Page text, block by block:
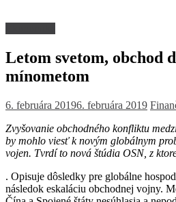
Letom svetom, obchod
mínometom
6. februára 20196. februára 2019
Zvyšovanie obchodného konfliktu
by mohlo viesť k novým globálnym
vojen. Tvrdí to nová štúdia OSN, z
. Opisuje dôsledky pre globálne
následok eskaláciu obchodnej vojny.